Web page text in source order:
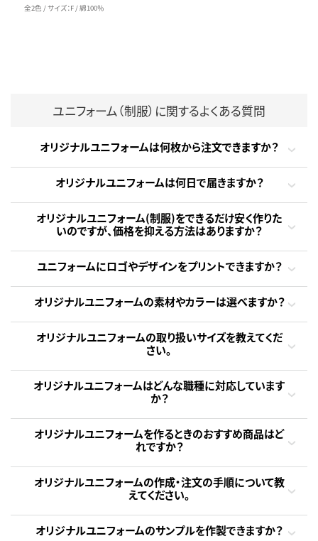
全2色 / サイズ：F / 綿100％
ユニフォーム（制服）に関するよくある質問
オリジナルユニフォームは何枚から注文できますか？
オリジナルユニフォームは何日で届きますか？
オリジナルユニフォーム(制服)をできるだけ安く作りた
いのですが、価格を抑える方法はありますか？
ユニフォームにロゴやデザインをプリントできますか？
オリジナルユニフォームの素材やカラーは選べますか？
オリジナルユニフォームの取り扱いサイズを教えてくだ
さい。
オリジナルユニフォームはどんな職種に対応しています
か？
オリジナルユニフォームを作るときのおすすめ商品はど
れですか？
オリジナルユニフォームの作成・注文の手順について教
えてください。
オリジナルユニフォームのサンプルを作製できますか？